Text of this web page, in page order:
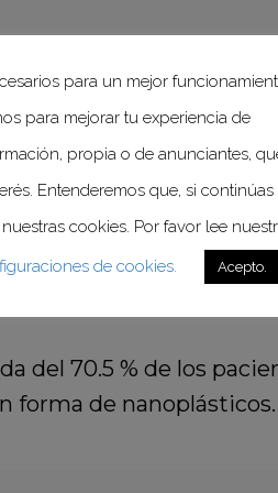
que inicia desde la
distingue por la
arterias que
arteria afectada,
causan trombosis y
del 70.5 % de los
forma de nanoplásticos.
para un mejor
para mejorar tu experiencia de
propia o de anunciantes,
Entenderemos que, si continúas
cookies. Por favor lee
de cookies. Acepto.